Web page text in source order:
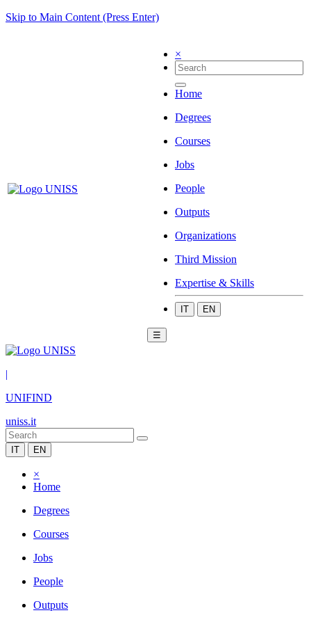
Skip to Main Content (Press Enter)
×
Home
Degrees
Courses
Jobs
People
Outputs
Organizations
Third Mission
Expertise & Skills
IT EN
☰
|
UNIFIND
uniss.it
IT EN
×
Home
Degrees
Courses
Jobs
People
Outputs